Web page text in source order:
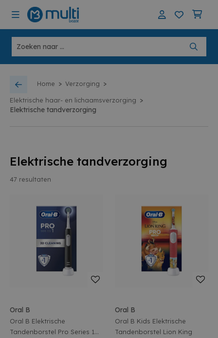
Home > Verzorging >
Elektrische haar- en lichaamsverzorging >
Elektrische tandverzorging
Elektrische tandverzorging
47 resultaten
Oral B
Oral B Elektrische
Tandenborstel Pro Series 1
Oral B
Oral B Kids Elektrische
Tandenborstel Lion King